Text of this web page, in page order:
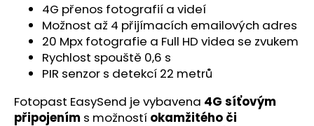
4G přenos fotografií a videí
Možnost až 4 přijímacích emailových adres
20 Mpx fotografie a Full HD videa se zvukem
Rychlost spouště 0,6 s
PIR senzor s detekcí 22 metrů
Fotopast EasySend je vybavena 4G síťovým
připojením s možností okamžitého či
HLEDAT
o
p